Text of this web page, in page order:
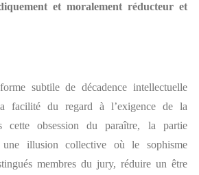
et moralement réducteur et
subtile de décadence intellectuelle
facilité du regard à l’exigence de la
cette obsession du paraître, la partie
une illusion collective où le sophisme
membres du jury, réduire un être